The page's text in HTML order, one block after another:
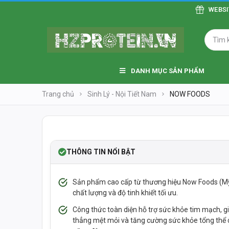
WEBSITE
DANH MỤC SẢN PHẨM
Trang chủ Sinh Lý - Nội Tiết Nam NOW FOODS
THÔNG TIN NỔI BẬT
Sản phẩm cao cấp từ thương hiệu Now Foods
chất lượng và độ tinh khiết tối ưu.
Công thức toàn diện hỗ trợ sức khỏe tim mạch,
thẳng mệt mỏi và tăng cường sức khỏe tổng thể